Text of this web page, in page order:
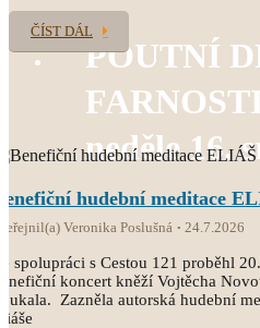
POUTNÍ
neděle 16.
ČÍST DÁL
hudební meditace
Veronika Poslušná 24.7.2026
spolupráci s Cestou 121 proběhl
koncert kněží Vojtěcha
Zazněla autorská hudební